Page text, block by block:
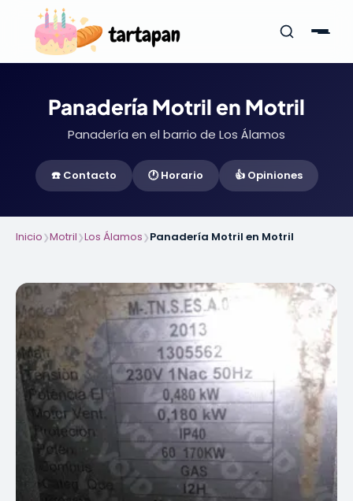
Panadería Motril en Motril
Panadería en el barrio de Los Álamos
☎️ Contacto 🕐 Horario 👍 Opiniones
Inicio❯Motril❯Los Álamos❯Panadería Motril en Motril